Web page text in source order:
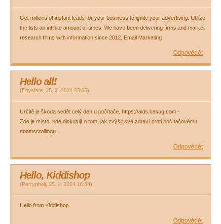
Get millions of instant leads for your business to ignite your advertising. Utilize
the lists an infinite amount of times. We have been delivering firms and market
research firms with information since 2012. Email Marketing
Odpovědět
Hello all!
(Enyslare 25. 2. 2024 23:55)
Určitě je škoda sedět celý den u počítače. https://aids.kesug.com -
Zde je místo, kde diskutují o tom, jak zvýšit své zdraví proti počítačovému
doomscrollingu...
Odpovědět
Hello, Kiddishop
(Perrypheli 25. 2. 2024 16:34)
Hello from Kiddishop.
Odpovědět